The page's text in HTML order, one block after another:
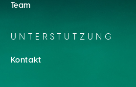
Team
UNTERSTÜTZUNG
Kontakt